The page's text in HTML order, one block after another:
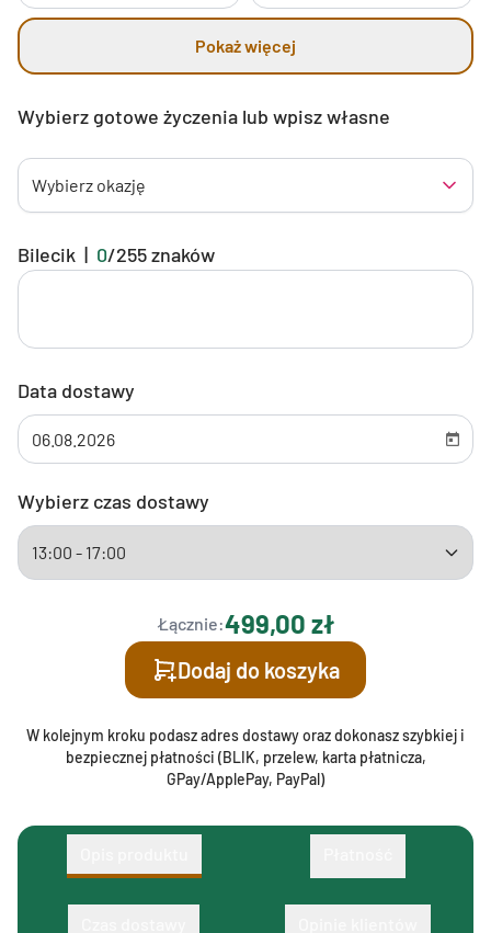
Pokaż więcej
Wybierz gotowe życzenia lub wpisz własne
Wybierz okazję
Bilecik | 0/255znaków
Data dostawy
Wybierz czas dostawy
Łącznie:499,00 zł
Dodaj do koszyka
W kolejnym kroku podasz adres dostawy oraz dokonasz szybkiej i
bezpiecznej płatności (BLIK, przelew, karta płatnicza,
GPay/ApplePay, PayPal)